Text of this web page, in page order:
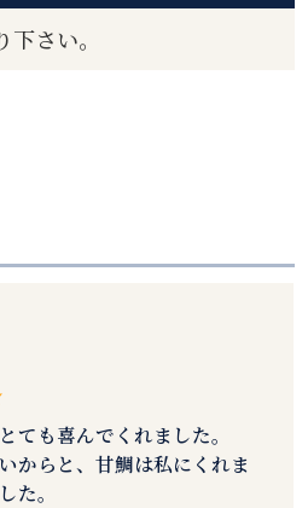
さい。
ても喜んでくれました。
からと、甘鯛は私にくれま
た。